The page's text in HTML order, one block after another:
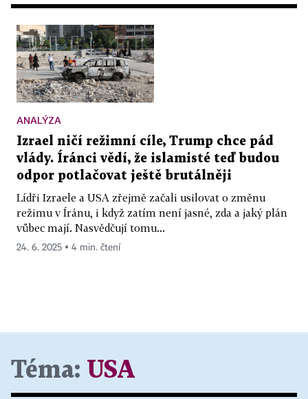
ANALÝZA
Izrael ničí režimní cíle, Trump chce pád
vlády. Íránci vědí, že islamisté teď budou
odpor potlačovat ještě brutálněji
Lídři Izraele a USA zřejmě začali usilovat o změnu
režimu v Íránu, i když zatím není jasné, zda a jaký plán
vůbec mají. Nasvědčují tomu...
24. 6. 2025 ▪ 4 min. čtení
Téma: USA